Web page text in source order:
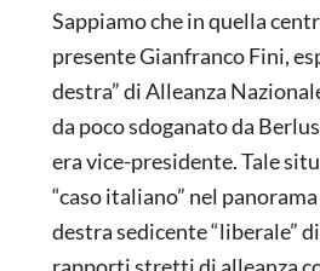
Sappiamo che in quella
presente Gianfranco Fini,
destra” di Alleanza
da poco sdoganato da
era vice-presidente. Tale
“caso italiano” nel
destra sedicente “liberale”